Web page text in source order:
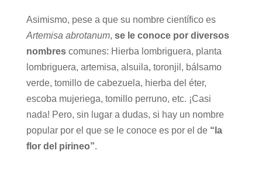
Asimismo, pese a que su nombre científico es
Artemisa abrotanum, se le conoce por diversos
nombrescomunes: Hierba lombriguera, planta
lombriguera, artemisa, alsuila, toronjil, bálsamo
verde, tomillo de cabezuela, hierba del éter,
escoba mujeriega, tomillo perruno, etc. ¡Casi
nada! Pero, sin lugar a dudas, si hay un nombre
popular por el que se le conoce es por el de “la
flor del pirineo”.